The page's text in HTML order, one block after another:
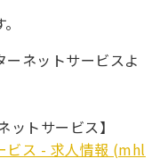
ネットサービスよ
ットサービス】
ビス - 求人情報 (mhl